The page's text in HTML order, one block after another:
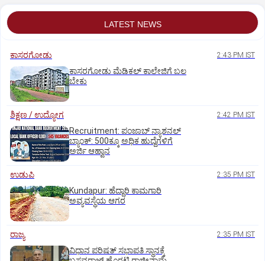
LATEST NEWS
ಕಾಸರಗೋಡು 2:43 PM IST
ಕಾಸರಗೋಡು ಮೆಡಿಕಲ್‌ ಕಾಲೇಜಿಗೆ ಬಲ
ಬೇಕು
ಶಿಕ್ಷಣ / ಉದ್ಯೋಗ 2:42 PM IST
Recruitment: ಪಂಜಾಬ್‌ ನ್ಯಾಶನಲ್‌
ಬ್ಯಾಂಕ್:‌ 500ಕ್ಕೂ ಅಧಿಕ ಹುದ್ದೆಗಳಿಗೆ
ಅರ್ಜಿ ಆಹ್ವಾನ
ಉಡುಪಿ 2:35 PM IST
Kundapur: ಹೆದ್ದಾರಿ ಕಾಮಗಾರಿ
ಅವ್ಯವಸ್ಥೆಯ ಆಗರ
ರಾಜ್ಯ 2:35 PM IST
ವಿಧಾನ ಪರಿಷತ್ ಸಭಾಪತಿ ಸ್ಥಾನಕ್ಕೆ